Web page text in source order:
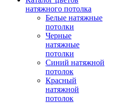
натяжного потолка
Белые натяжные
потолки
Черные
натяжные
потолки
Синий натяжной
потолок
Красный
натяжной
потолок